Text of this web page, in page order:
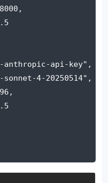
,
anthropic-api-key" ,
4-20250514" ,
,